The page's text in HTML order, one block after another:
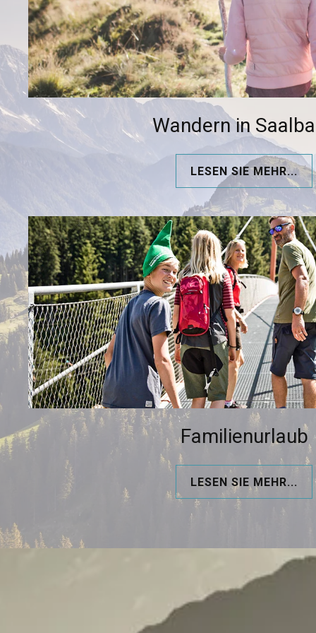
Wandern in
LESEN SIE MEHR...
Familienurlaub
LESEN SIE MEHR...